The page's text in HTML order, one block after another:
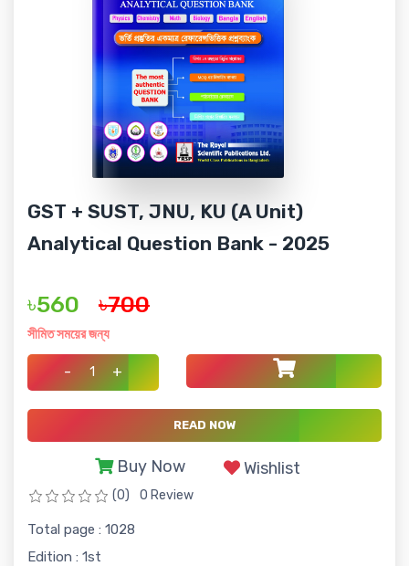
GST + SUST, JNU, KU (A Unit)
Analytical Question Bank - 2025
৳560 ৳700
সীমিত সময়ের জন্য
- +
READ NOW
Buy Now Wishlist
(0) 0 Review
Total page : 1028
Edition : 1st